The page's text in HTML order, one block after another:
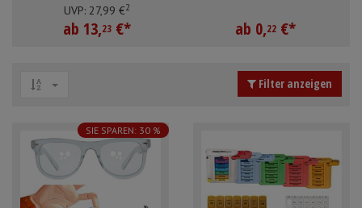
Mundpflege & Mundhygiene
UVP: 27,99 €2
ab 13,23 €* ab 0,22 €*
Filter anzeigen
SIE SPAREN: 30 %